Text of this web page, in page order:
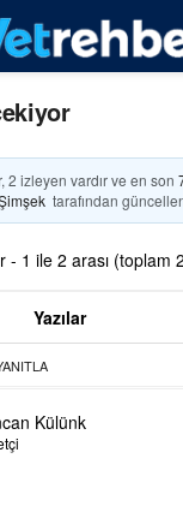
2 izleyen vardır ve en son
tarafından
- 1 ile 2 arası (toplam
Yazılar
Külünk